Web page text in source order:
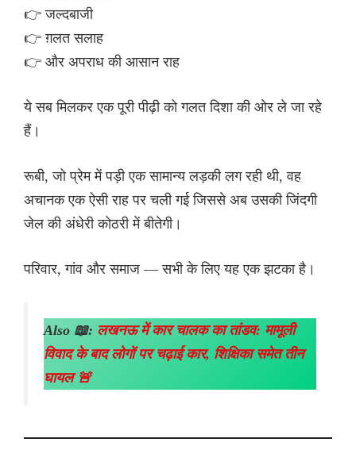
👉 जल्दबाजी
👉 ग़लत सलाह
👉 और अपराध की आसान राह
ये सब मिलकर एक पूरी पीढ़ी को गलत दिशा की ओर ले जा रहे
हैं।
रूबी, जो प्रेम में पड़ी एक सामान्य लड़की लग रही थी, वह
अचानक एक ऐसी राह पर चली गई जिससे अब उसकी जिंदगी
जेल की अंधेरी कोठरी में बीतेगी।
परिवार, गांव और समाज — सभी के लिए यह एक झटका है।
Also 📖: लखनऊ में कार चालक का तांडव: मामूली
विवाद के बाद लोगों पर चढ़ाई कार, शिक्षिका समेत तीन
घायल 🚨